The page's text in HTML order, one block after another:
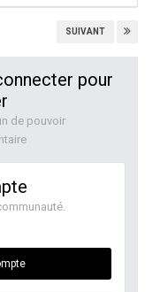
SUIVANT
pour
de pouvoir